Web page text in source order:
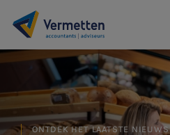
ONTDEK HET LAATSTE NIEUWS